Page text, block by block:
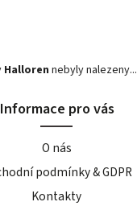
Halloren nebyly nalezeny...
Informace pro vás
O nás
podmínky & GDPR
Kontakty